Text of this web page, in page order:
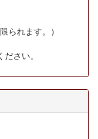
られます。）
さい。